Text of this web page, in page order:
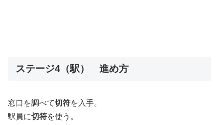
ステージ4（駅） 進め方
窓口を調べて切符を入手。
駅員に切符を使う。